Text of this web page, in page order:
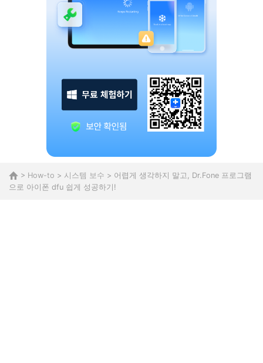
> How-to > 시스템 보수 > 어렵게 생각하지 말고, Dr.Fone 프로그램
으로 아이폰 dfu 쉽게 성공하기!